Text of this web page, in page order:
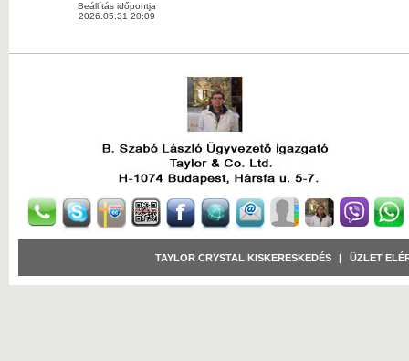
Beállítás időpontja
2026.05.31 20:09
TAYLOR CRYSTAL KISKERESKEDÉS ÜZLET